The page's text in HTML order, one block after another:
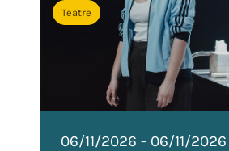
Teatre
06/11/2026 - 06/11/2026